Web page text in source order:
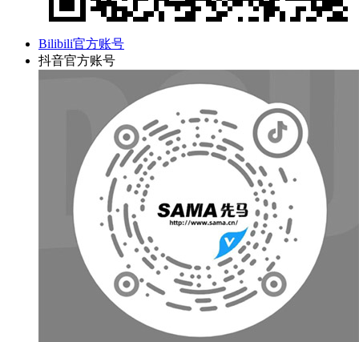
Bilibili官方账号
抖音官方账号